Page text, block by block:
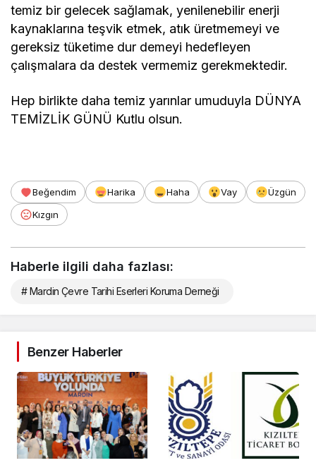
temiz bir gelecek sağlamak, yenilenebilir enerji
kaynaklarına teşvik etmek, atık üretmemeyi ve
gereksiz tüketime dur demeyi hedefleyen
çalışmalara da destek vermemiz gerekmektedir.
Hep birlikte daha temiz yarınlar umuduyla DÜNYA
TEMİZLİK GÜNÜ Kutlu olsun.
Beğendim Harika Haha Vay
Üzgün
Kızgın
Haberle ilgili daha fazlası:
# Mardin Çevre Tarihi Eserleri Koruma Derneği
Benzer Haberler